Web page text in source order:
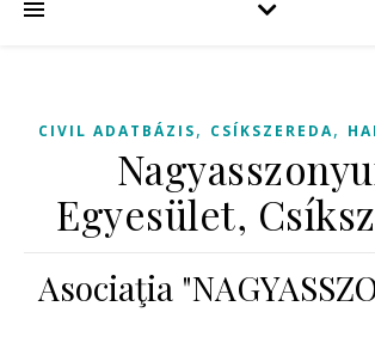
CIVIL ADATBÁZIS, CSÍKSZEREDA,
Egyesület,
Asociaţia